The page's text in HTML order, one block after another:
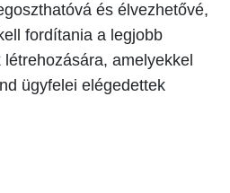
és élvezhetővé,
fordítania a legjobb
amelyekkel
ügyfelei elégedettek